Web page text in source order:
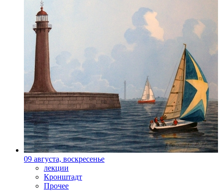
09 августа, воскресенье
лекции
Кронштадт
Прочее